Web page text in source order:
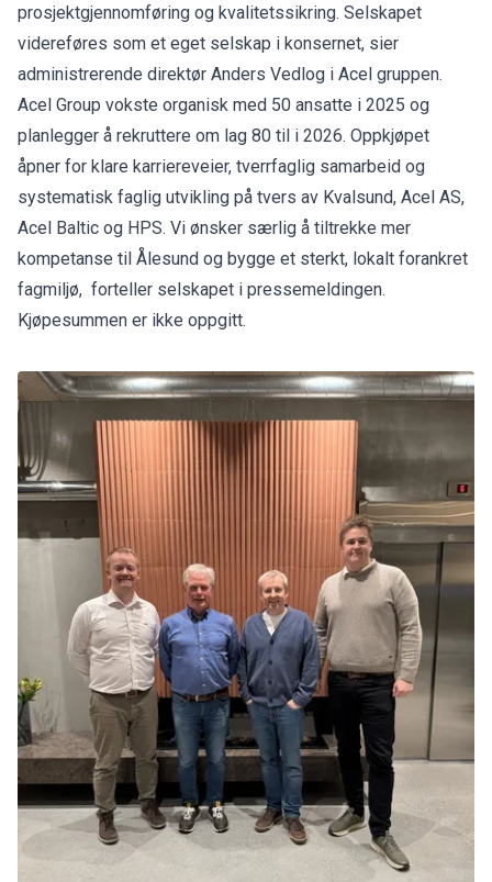
prosjektgjennomføring og kvalitetssikring. Selskapet
videreføres som et eget selskap i konsernet, sier
administrerende direktør Anders Vedlog i Acel gruppen.
Acel Group vokste organisk med 50 ansatte i 2025 og
planlegger å rekruttere om lag 80 til i 2026. Oppkjøpet
åpner for klare karriereveier, tverrfaglig samarbeid og
systematisk faglig utvikling på tvers av Kvalsund, Acel AS,
Acel Baltic og HPS. Vi ønsker særlig å tiltrekke mer
kompetanse til Ålesund og bygge et sterkt, lokalt forankret
fagmiljø, forteller selskapet i pressemeldingen.
Kjøpesummen er ikke oppgitt.